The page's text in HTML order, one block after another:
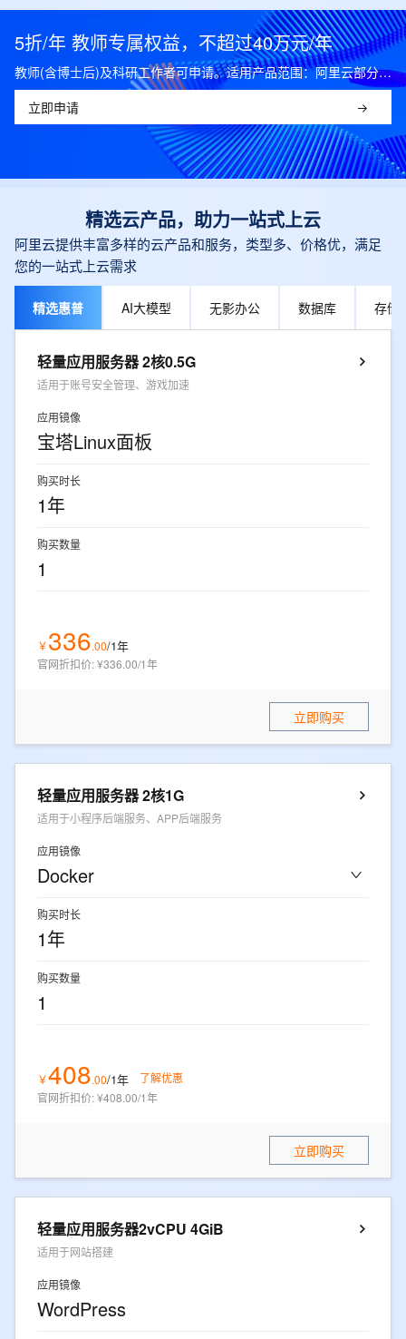
5折/年 教师专属权益，不超过40万元/年
教师(含博士后)及科研工作者可申请。适用产品范围：阿里云部分公共云产品，可开科研发票。
立即申请
精选云产品，助力一站式上云
阿里云提供丰富多样的云产品和服务，类型多、价格优，满足
您的一站式上云需求
精选惠普 AI大模型 无影办公 数据库 存储
轻量应用服务器 2核0.5G
适用于账号安全管理、游戏加速
应用镜像
宝塔Linux面板
购买时长
1年
购买数量
1
￥336.00/1年
官网折扣价:¥336.00/1年
立即购买
轻量应用服务器 2核1G
适用于小程序后端服务、APP后端服务
应用镜像
Docker
购买时长
1年
购买数量
1
￥408.00/1年
了解优惠
官网折扣价:¥408.00/1年
立即购买
轻量应用服务器2vCPU 4GiB
适用于网站搭建
应用镜像
WordPress